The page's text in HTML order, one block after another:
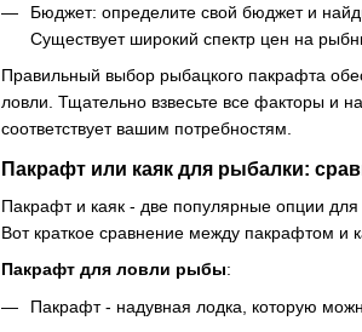
Бюджет: определите свой бюджет и
Существует широкий спектр цен на
Правильный выбор рыбацкого пакрафта
ловли. Тщательно взвесьте все факторы и
соответствует вашим потребностям.
Пакрафт или каяк для рыбалки:
Пакрафт и каяк - две популярные опции
Вот краткое сравнение между пакрафтом и
Пакрафт для ловли рыбы:
Пакрафт - надувная лодка, которую